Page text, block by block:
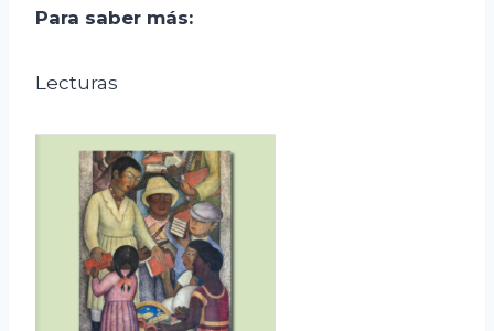
Para saber más:
Lecturas